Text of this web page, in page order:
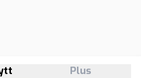
Plus